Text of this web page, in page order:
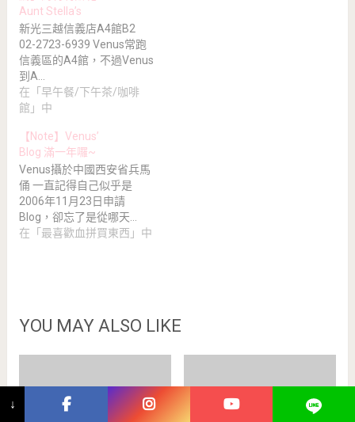
Aunt Stella’s
新光三越信義店A4館B2
02-2723-6939 Venus常跑
信義區的A4館，不過Venus
到A…
在「早午餐/下午茶/咖啡
館」中
【Note】Venus’
Blog 滿一年囉~
Venus攝於中國西安省兵馬
俑 一直記得自己似乎是
2006年11月23日申請
Blog，卻忘了是從哪天…
在「最喜歡血拼買東西」中
YOU MAY ALSO LIKE
↓